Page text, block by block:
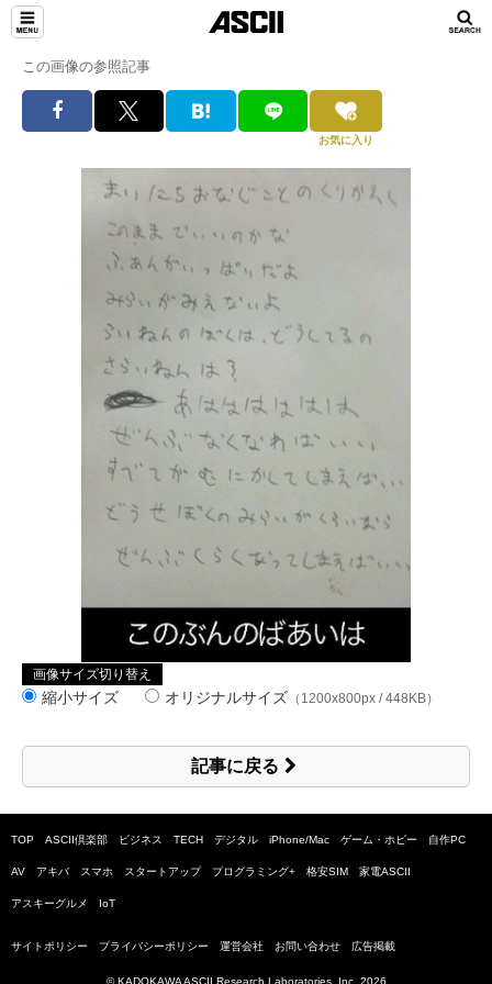
この画像の参照記事
お気に入り
画像サイズ切り替え
縮小サイズ オリジナルサイズ （1200x800px / 448KB）
記事に戻る
TOP ASCII倶楽部 ビジネス TECH デジタル iPhone/Mac ゲーム・ホビー 自作PC
AV アキバ スマホ スタートアップ プログラミング+ 格安SIM 家電ASCII
アスキーグルメ IoT
サイトポリシー プライバシーポリシー 運営会社 お問い合わせ 広告掲載
© KADOKAWA ASCII Research Laboratories, Inc. 2026